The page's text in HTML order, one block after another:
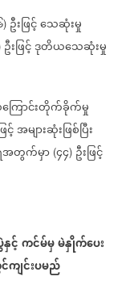
) ဦးဖြင့်သေဆုံးမှု
ဦးဖြင့်ဒုတိယသေဆုံးမှု
ြောင်းတိုက်ခိုက်မှု
င့်အများဆုံးဖြစ်ပြီး
အတွက်မှာ (၄၄) ဦးဖြင့်
င့်ကင်မ်မှမဲနှိုက်ပေး
ကျင်းပမည်